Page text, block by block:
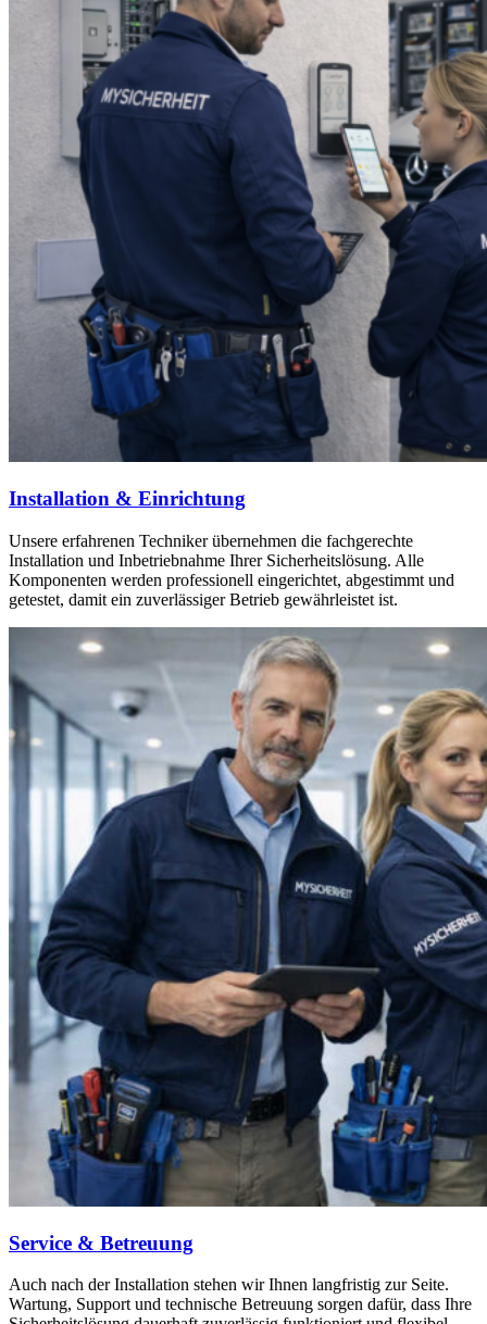
Installation & Einrichtung
Unsere erfahrenen Techniker übernehmen die fachgerechte
Installation und Inbetriebnahme Ihrer Sicherheitslösung. Alle
Komponenten werden professionell eingerichtet, abgestimmt und
getestet, damit ein zuverlässiger Betrieb gewährleistet ist.
Service & Betreuung
Auch nach der Installation stehen wir Ihnen langfristig zur Seite.
Wartung, Support und technische Betreuung sorgen dafür, dass Ihre